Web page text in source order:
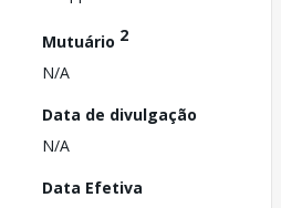
Mutuário 2
N/A
Data de divulgação
N/A
Data Efetiva